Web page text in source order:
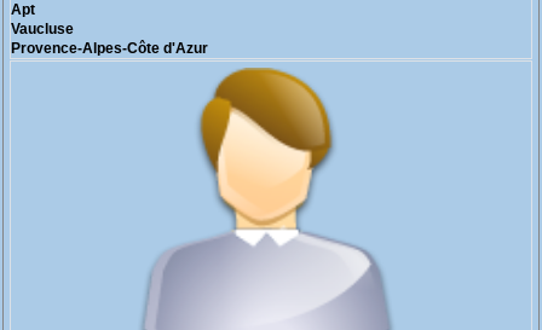
Apt
Vaucluse
Provence-Alpes-Côte d'Azur